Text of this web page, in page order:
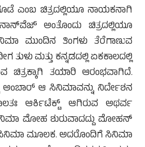
ಎಂಬ ಚಿತ್ರದಲ್ಲಿಯೂ ನಾಯಕನಾಗಿ
ಅಂತೊಂದು ಚಿತ್ರದಲ್ಲಿಯೂ
ಮುಂದಿನ ತಿಂಗಳು ತೆರೆಗಾಣುವ
ತುಳು ಮತ್ತು ಕನ್ನಡದಲ್ಲಿ ಏಕಕಾಲದಲ್ಲಿ
ಚಿತ್ರಕ್ಕಾಗಿ ತಯಾರಿ ಆರಂಭವಾಗಿದೆ.
ಅಂಬಾರ್ ಆ ಸಿನಿಮಾವನ್ನು ನಿರ್ದೇಶನ
ಆರ್ಕಿಟೆಕ್ಟ್ ಆಗಿರುವ ಅಥರ್ವ
ಮೋಹ ಶುರುವಾದದ್ದು ಮೋಹನ್
ಮೂಲಕ. ಅದರೊಂದಿಗೆ ಸಿನಿಮಾ